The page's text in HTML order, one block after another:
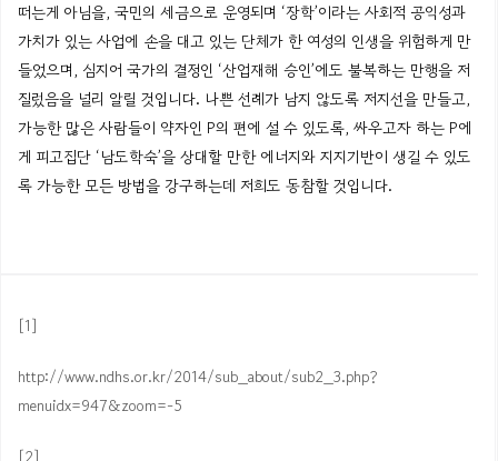
떠는게 아님을, 국민의 세금으로 운영되며 ‘장학’이라는 사회적 공익성과
가치가 있는 사업에 손을 대고 있는 단체가 한 여성의 인생을 위험하게 만
들었으며, 심지어 국가의 결정인 ‘산업재해 승인’에도 불복하는 만행을 저
질렀음을 널리 알릴 것입니다. 나쁜 선례가 남지 않도록 저지선을 만들고,
가능한 많은 사람들이 약자인 P의 편에 설 수 있도록, 싸우고자 하는 P에
게 피고집단 ‘남도학숙’을 상대할 만한 에너지와 지지기반이 생길 수 있도
록 가능한 모든 방법을 강구하는데 저희도 동참할 것입니다.
[1]
http://www.ndhs.or.kr/2014/sub_about/sub2_3.php?
menuidx=947&zoom=-5
[2]